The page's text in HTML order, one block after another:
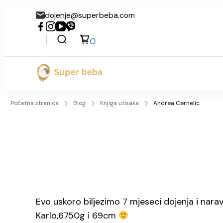
dojenje@superbeba.com
0
Početna stranica Blog Knjiga utisaka Andrea Cernelic
Evo uskoro biljezimo 7 mjeseci dojenja i
Karlo,6750g i 69cm